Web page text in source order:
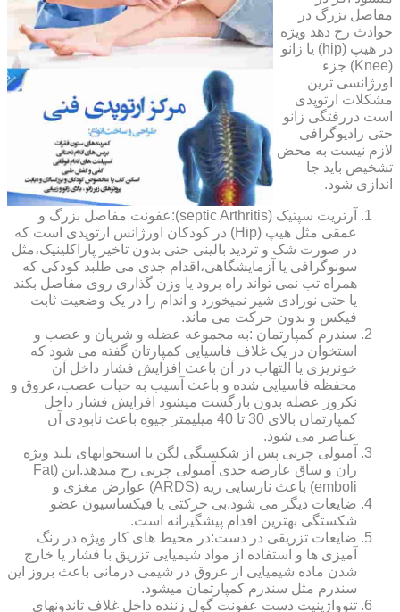
مفاصل بزرگ در
حوادث رخ دهد ویژه
در هیپ (hip) یا زانو
(Knee) جزء
اورژانسی ترین
مشکلات ارتوپدی
است دررفتگی زانو
حتی رادیوگرافی
لازم نیست به محض
تشخیص باید جا
اندازی شود.
آرتریت سپتیک (septic Arthritis):عفونت مفاصل بزرگ و
عمقی مثل هیپ (Hip) در کودکان اورژانس ارتوپدی است که
در صورت شک و تردید بالینی حتی بدون تاخیر پاراکلینیک،مثل
سونوگرافی یا آزمایشگاهی،اقدام جدی می طلبد کودکی که
همراه تب نمی تواند راه برود یا وزن گذاری روی مفاصل بکند
یا حتی نوزادی شیر نمیخورد و اندام را در یک وضعیت ثابت
فیکس و بدون حرکت می ماند.
سندرم کمپارتمان :به مجموعه عضله و شریان و عصب و
استخوان در یک غلاف فاسیایی کمپارتان گفته می شود که
خونریزی یا التهاب در آن باعث افزایش فشار داخل آن
محفظه فاسیایی شده و باعث آسیب به حیات عصب،عروق و
نکروز عضله بدون بازگشت میشود افزایش فشار داخل
کمپارتمان بالای 30 تا 40 میلیمتر جیوه باعث نابودی آن
عناصر می شود.
آمبولی چربی پس از شکستگی لگن یا استخوانهای بلند ویژه
ران و ساق عارضه جدی آمبولی چربی رخ میدهد.این (Fat
emboli) باعث نارسایی ریه (ARDS) عوارض مغزی و
ضایعات دیگر می شود.بی حرکتی یا فیکساسیون عضو
شکستگی بهترین اقدام پیشگیرانه است.
ضایعات تزریقی در دست:در محیط های کار ویژه در رنگ
آمیزی ها و استفاده از مواد شیمیایی تزریق با فشار یا خارج
شدن ماده شیمیایی از عروق در شیمی درمانی باعث بروز این
سندرم مثل سندرم کمپارتمان میشود.
تنوواژینیت دست عفونت گول زننده داخل غلاف تاندونهای